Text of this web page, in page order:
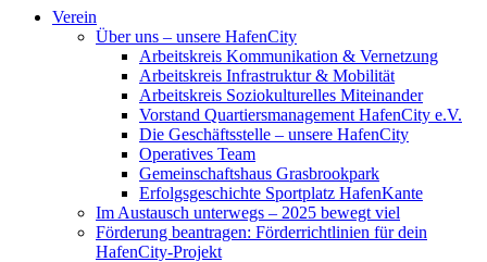
Verein
Über uns – unsere HafenCity
Arbeitskreis Kommunikation & Vernetzung
Arbeitskreis Infrastruktur & Mobilität
Arbeitskreis Soziokulturelles Miteinander
Vorstand Quartiersmanagement HafenCity e.V.
Die Geschäftsstelle – unsere HafenCity
Operatives Team
Gemeinschaftshaus Grasbrookpark
Erfolgsgeschichte Sportplatz HafenKante
Im Austausch unterwegs – 2025 bewegt viel
Förderung beantragen: Förderrichtlinien für dein
HafenCity-Projekt